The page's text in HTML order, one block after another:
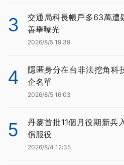
3
交通局科長帳戶多63萬遭
善舉曝光
2026/8/5 19:39
4
隱匿身分在台非法挖角科
企名單
2026/8/5 16:03
5
丹麥首批11個月役期新兵
償服役
2026/8/4 12:35